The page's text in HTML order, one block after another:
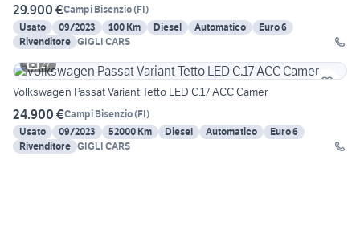
29.900 €Campi Bisenzio(FI)
Usato
09/2023 100 Km Diesel Automatico
Euro 6
Rivenditore GIGLI CARS
27
Volkswagen Passat Variant Tetto LED C.17 ACC Camer
24.900 €Campi Bisenzio(FI)
Usato
09/2023 52000 Km Diesel Automatico
Euro 6
Rivenditore GIGLI CARS